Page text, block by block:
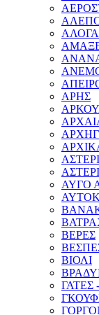
ΑΡΗΣ
ΑΥΓΟ
ΒΕΡΕΣ
ΒΙΟΛΙ
ΓΑΤΕΣ